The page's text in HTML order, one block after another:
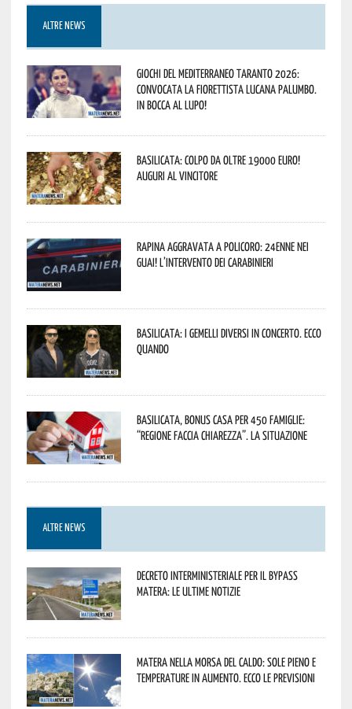
ALTRE NEWS
Giochi del Mediterraneo Taranto 2026:
convocata la fiorettista lucana Palumbo.
In bocca al lupo!
Basilicata: colpo da oltre 19000 Euro!
Auguri al vincitore
Rapina aggravata a Policoro: 24enne nei
guai! L’intervento dei Carabinieri
Basilicata: i Gemelli DiVersi in concerto. Ecco
quando
Basilicata, Bonus casa per 450 famiglie:
“Regione faccia chiarezza”. La situazione
ALTRE NEWS
Decreto interministeriale per il Bypass
Matera: le ultime notizie
Matera nella morsa del caldo: sole pieno e
temperature in aumento. Ecco le previsioni